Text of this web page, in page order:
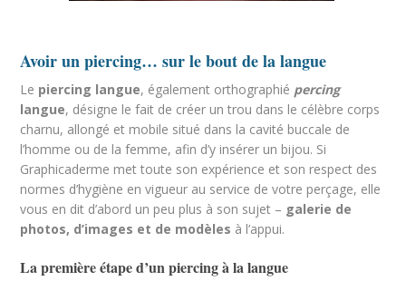
Avoir un piercing… sur le bout de la langue
Le piercing langue, également orthographié percing
langue, désigne le fait de créer un trou dans le célèbre corps
charnu, allongé et mobile situé dans la cavité buccale de
l’homme ou de la femme, afin d’y insérer un bijou. Si
Graphicaderme met toute son expérience et son respect des
normes d’hygiène en vigueur au service de votre perçage, elle
vous en dit d’abord un peu plus à son sujet – galerie de
photos, d’images et de modèles à l’appui.
La première étape d’un piercing à la langue